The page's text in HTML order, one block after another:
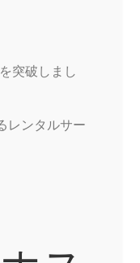
突破しまし
レンタルサー